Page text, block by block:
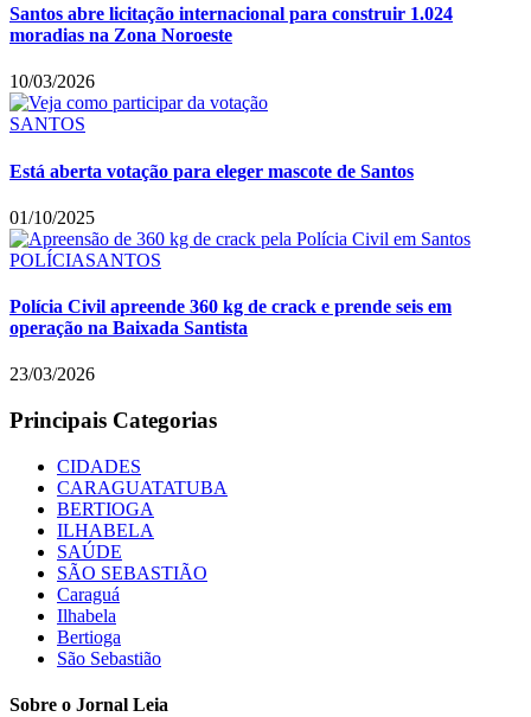
Santos abre licitação internacional para construir 1.024
moradias na Zona Noroeste
10/03/2026
SANTOS
Está aberta votação para eleger mascote de Santos
01/10/2025
POLÍCIASANTOS
Polícia Civil apreende 360 kg de crack e prende seis em
operação na Baixada Santista
23/03/2026
Principais Categorias
CIDADES
CARAGUATATUBA
BERTIOGA
ILHABELA
SAÚDE
SÃO SEBASTIÃO
Caraguá
Ilhabela
Bertioga
São Sebastião
Sobre o Jornal Leia